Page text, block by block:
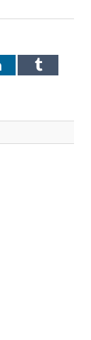
LinkedInTumblr